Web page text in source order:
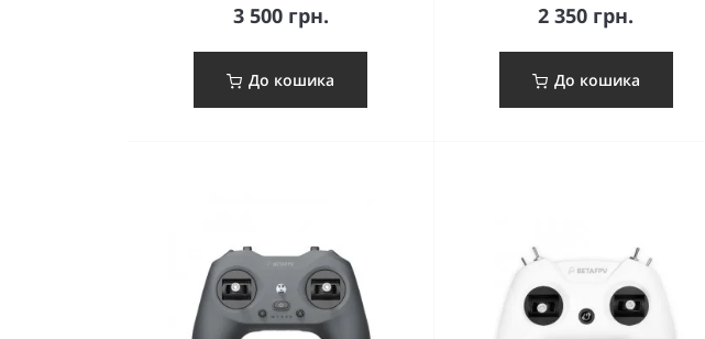
3 500 грн.
До кошика
2 350 грн.
До кошика